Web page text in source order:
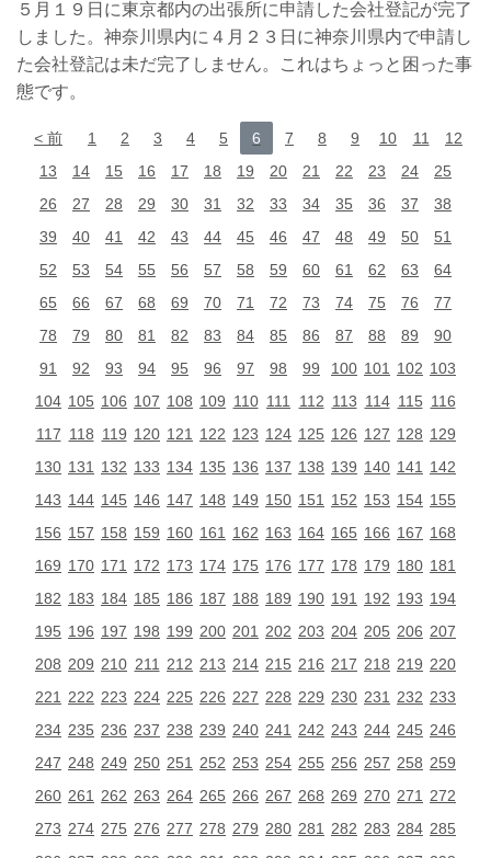
５月１９日に東京都内の出張所に申請した会社登記が完了
しました。神奈川県内に４月２３日に神奈川県内で申請し
た会社登記は未だ完了しません。これはちょっと困った事
態です。
前 1 2 3 4 5 6 7 8 9 10 11
12
13
14 15 16 17 18 19 20 21 22 23 24
25
26
27 28 29 30 31 32 33 34 35 36 37
38
39
40 41 42 43 44 45 46 47 48 49 50
51
52
53 54 55 56 57 58 59 60 61 62 63
64
65
66 67 68 69 70 71 72 73 74 75 76
77
78
79 80 81 82 83 84 85 86 87 88 89
90
91
92 93 94 95 96 97 98 99 100 101 102 103
104 105 106 107 108 109 110 111 112 113 114 115 116
117 118 119 120 121 122 123 124 125 126 127 128 129
130 131 132 133 134 135 136 137 138 139 140 141
142
143 144 145 146 147 148 149 150 151 152 153 154 155
156 157 158 159 160 161 162 163 164 165 166 167 168
169 170 171 172 173 174 175 176 177 178 179 180 181
182 183 184 185 186 187 188 189 190 191 192 193 194
195 196 197 198 199 200 201 202 203 204 205 206 207
208 209 210 211 212 213 214 215 216 217 218 219 220
221
222 223 224 225 226 227 228 229 230 231 232 233
234 235 236 237 238 239 240 241 242 243 244 245 246
247 248 249 250 251 252 253 254 255 256 257 258 259
260 261 262 263 264 265 266 267 268 269 270 271
272
273 274 275 276 277 278 279 280 281 282 283 284 285